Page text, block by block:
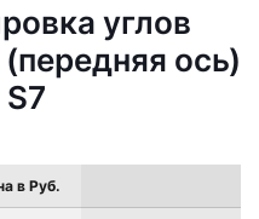
углов
ось)
в Руб.